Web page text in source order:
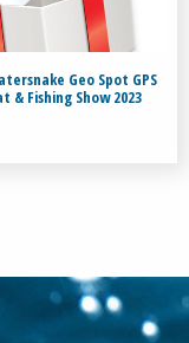
Geo Spot GPS
& Fishing Show 2023